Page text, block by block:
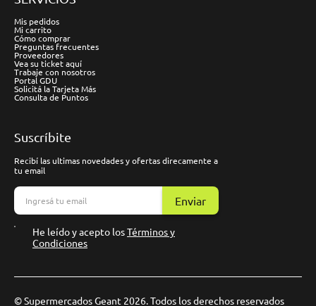
Mis pedidos
Mi carrito
Cómo comprar
Preguntas frecuentes
Proveedores
Vea su ticket aquí
Trabaje con nosotros
Portal GDU
Solicitá la Tarjeta Más
Consulta de Puntos
Suscríbite
Recibí las ultimas novedades y ofertas direcamente a
tu email
Enviar
He leído y acepto losTérminos y
Condiciones
© Supermercados Geant 2026. Todos los derechos reservados